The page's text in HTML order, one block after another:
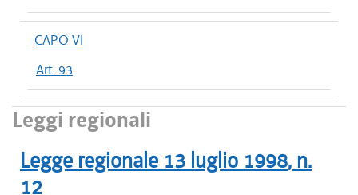
CAPO VI
Art. 93
Leggi regionali
Legge regionale 13 luglio 1998, n.
12